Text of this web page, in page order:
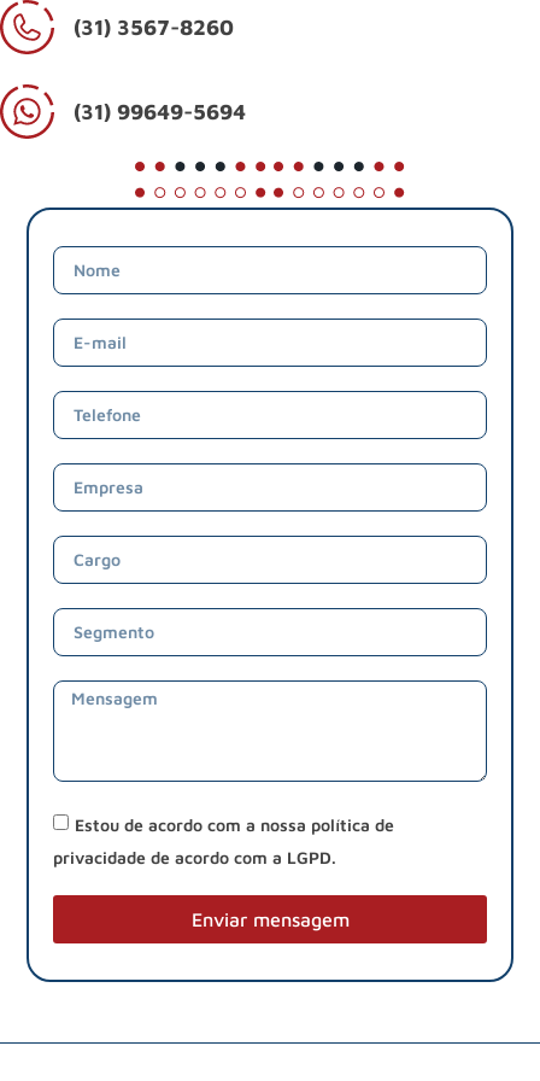
(31) 3567-8260
(31) 99649-5694
Estou de acordo com a nossa política de
privacidade de acordo com a LGPD.
Enviar mensagem